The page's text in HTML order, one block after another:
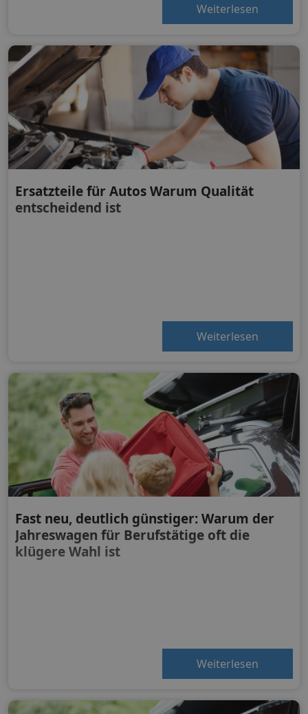
Weiterlesen
Ersatzteile für Autos Warum Qualität
entscheidend ist
Weiterlesen
Fast neu, deutlich günstiger: Warum der
Jahreswagen für Berufstätige oft die
klügere Wahl ist
Weiterlesen